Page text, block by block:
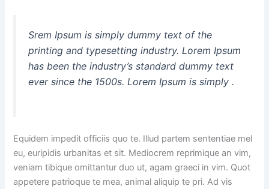
Srem Ipsum is simply dummy text of the
printing and typesetting industry. Lorem Ipsum
has been the industry’s standard dummy text
ever since the 1500s. Lorem Ipsum is simply .
Equidem impedit officiis quo te. Illud partem sententiae mel
eu, euripidis urbanitas et sit. Mediocrem reprimique an vim,
veniam tibique omittantur duo ut, agam graeci in vim. Quot
appetere patrioque te mea, animal aliquip te pri. Ad vis